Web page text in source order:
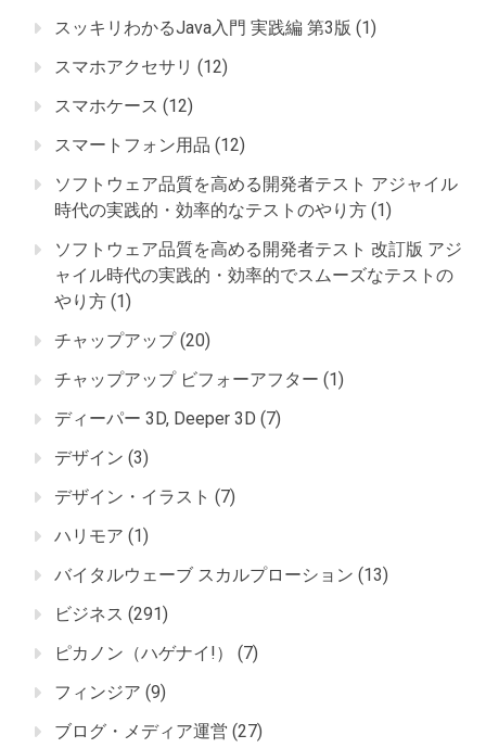
スッキリわかるJava入門 実践編 第3版 (1)
スマホアクセサリ (12)
スマホケース (12)
スマートフォン用品 (12)
ソフトウェア品質を高める開発者テスト アジャイル
時代の実践的・効率的なテストのやり方 (1)
ソフトウェア品質を高める開発者テスト 改訂版 アジ
ャイル時代の実践的・効率的でスムーズなテストの
やり方 (1)
チャップアップ(20)
チャップアップ ビフォーアフター (1)
ディーパー 3D, Deeper 3D (7)
デザイン (3)
デザイン・イラスト (7)
ハリモア (1)
バイタルウェーブ スカルプローション (13)
ビジネス (291)
ピカノン（ハゲナイ!）
(7)
フィンジア (9)
ブログ・メディア運営 (27)